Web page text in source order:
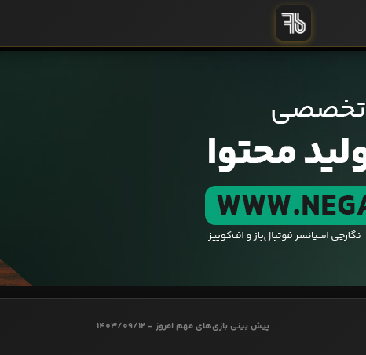
پیش بینی بازی‌های مهم امروز - 1403/09/12